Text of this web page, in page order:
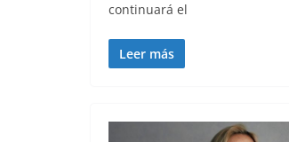
continuará el
Leer más